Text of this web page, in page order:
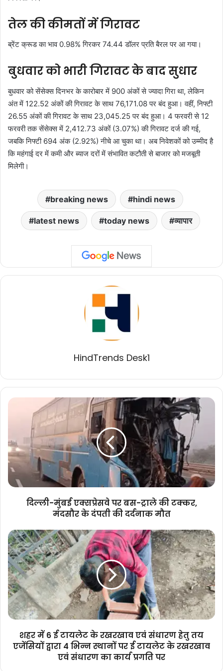
तेल की कीमतों में गिरावट
ब्रेंट क्रूड का भाव 0.98% गिरकर 74.44 डॉलर प्रति बैरल पर आ गया।
बुधवार को भारी गिरावट के बाद सुधार
बुधवार को सेंसेक्स दिनभर के कारोबार में 900 अंकों से ज्यादा गिरा था, लेकिन
अंत में 122.52 अंकों की गिरावट के साथ 76,171.08 पर बंद हुआ। वहीं, निफ्टी
26.55 अंकों की गिरावट के साथ 23,045.25 पर बंद हुआ। 4 फरवरी से 12
फरवरी तक सेंसेक्स में 2,412.73 अंकों (3.07%) की गिरावट दर्ज की गई,
जबकि निफ्टी 694 अंक (2.92%) नीचे आ चुका था। अब निवेशकों को उम्मीद है
कि महंगाई दर में कमी और ब्याज दरों में संभावित कटौती से बाजार को मजबूती
मिलेगी।
breaking news hindi news
latest news today news व्यापार
HindTrends Desk1
दिल्ली-
बस-
ट्राले
की
मंदसौर
मौत
दिल्ली-मुंबई एक्सप्रेसवे पर बस-ट्राले की टक्कर,
मंदसौर के दंपती की दर्दनाक मौत
शहर
में
6
ई
टायलेट
के
रखरखाव
एवं
संधारण
एजेंसियों
शहर में 6 ई टायलेट के रखरखाव एवं संधारण हेतु तय
एजेंसियों द्वारा 4 भिन्न स्थानों पर ई टायलेट के रखरखाव
एवं संधारण का कार्य प्रगति पर